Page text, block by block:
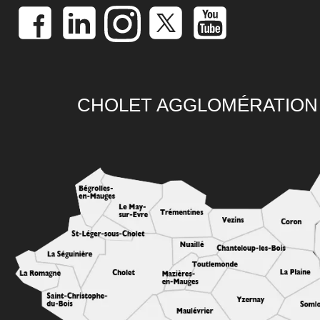
CHOLET AGGLOMÉRATION